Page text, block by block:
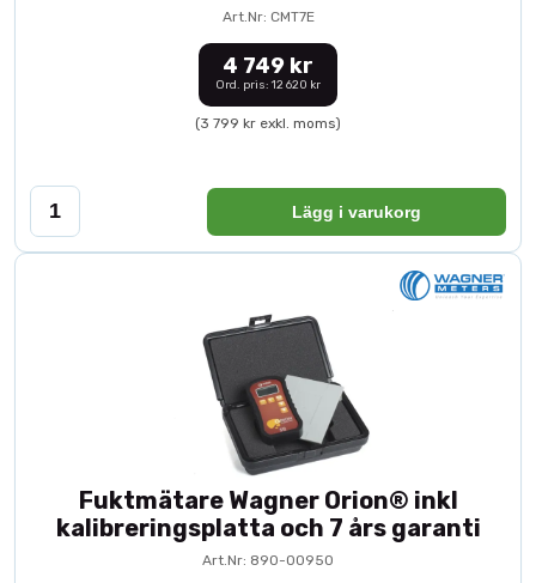
Art.Nr: CMT7E
4 749 kr
Ord. pris: 12 620 kr
(3 799 kr exkl. moms)
Lägg i varukorg
Fuktmätare Wagner Orion® inkl
kalibreringsplatta och 7 års garanti
Art.Nr: 890-00950